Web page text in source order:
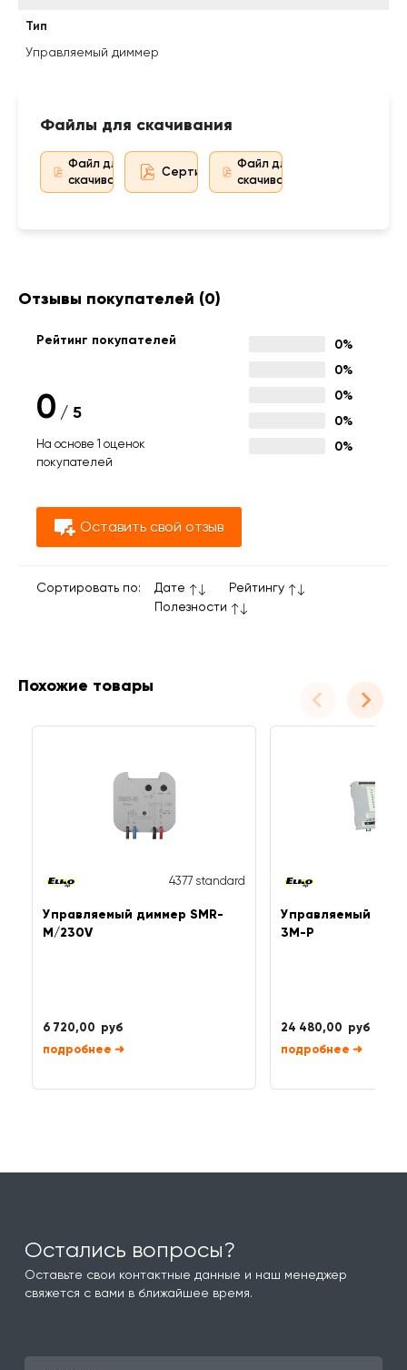
Тип
Управляемый диммер
Файлы для скачивания
Файл для
скачивания
Сертификат дистрибьютора
Файл для
скачивания
Отзывы покупателей (0)
Рейтинг покупателей
0 / 5
На основе 1 оценок
покупателей
0%
0%
0%
0%
0%
Оставить свой отзыв
Сортировать по: Дате
Рейтингу
Полезности
Похожие товары
4377 standard
Управляемый диммер SMR-
M/230V
6 720,00 руб
➜
Управляемый
3M-P
24 480,00 руб
➜
Остались вопросы?
Оставьте свои контактные данные и наш менеджер
свяжется с вами в ближайшее время.